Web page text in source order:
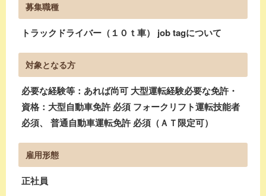
募集職種
トラックドライバー（１０ｔ車） job tagについて
対象となる方
必要な経験等：あれば尚可 大型運転経験必要な免許・
資格：大型自動車免許 必須 フォークリフト運転技能者
必須、 普通自動車運転免許 必須（ＡＴ限定可）
雇用形態
正社員